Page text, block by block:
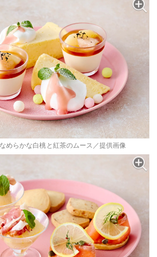
らかな白桃と紅茶のムース／提供画像